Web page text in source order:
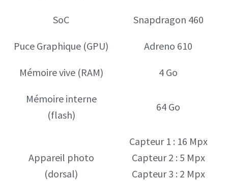
SoC Snapdragon 460
Puce Graphique (GPU) Adreno 610
Mémoire vive (RAM) 4 Go
Mémoire interne
(flash)
64 Go
Appareil photo
(dorsal)
Capteur 1 : 16 Mpx
Capteur 2 : 5 Mpx
Capteur 3 : 2 Mpx